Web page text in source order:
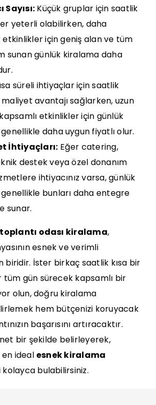
Sayısı: Küçük gruplar için saatlik
yeterli olabilirken, daha
etkinlikler için geniş alan ve tüm
sunan günlük kiralama daha
süreli ihtiyaçlar için saatlik
avantajı sağlarken, uzun
etkinlikler için günlük
daha uygun fiyatlı olur.
İhtiyaçları: Eğer catering,
destek veya özel donanım
ihtiyacınız varsa, günlük
bunları daha entegre
sunar.
toplantı odası kiralama,
esnek ve verimli
biridir. İster birkaç saatlik kısa bir
tüm gün sürecek kapsamlı bir
olun, doğru kiralama
hem bütçenizi koruyacak
başarısını artıracaktır.
net bir şekilde belirleyerek,
ideal esnek kiralama
kolayca bulabilirsiniz.